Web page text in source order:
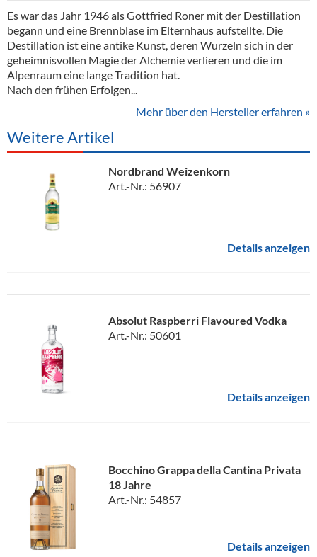
Es war das Jahr 1946 als Gottfried Roner mit der Destillation
begann und eine Brennblase im Elternhaus aufstellte. Die
Destillation ist eine antike Kunst, deren Wurzeln sich in der
geheimnisvollen Magie der Alchemie verlieren und die im
Alpenraum eine lange Tradition hat.
Nach den frühen Erfolgen...
Mehr über den Hersteller erfahren »
Weitere Artikel
Nordbrand Weizenkorn
Art.-Nr.: 56907
Details anzeigen
Absolut Raspberri Flavoured Vodka
Art.-Nr.: 50601
Details anzeigen
Bocchino Grappa della Cantina Privata
18 Jahre
Art.-Nr.: 54857
Details anzeigen